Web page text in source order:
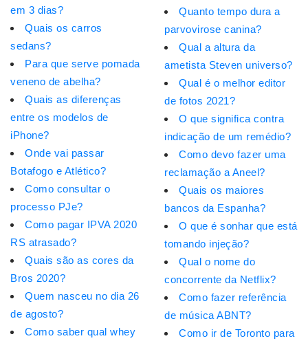
em 3 dias?
Quais os carros
sedans?
Para que serve pomada
veneno de abelha?
Quais as diferenças
entre os modelos de
iPhone?
Onde vai passar
Botafogo e Atlético?
Como consultar o
processo PJe?
Como pagar IPVA 2020
RS atrasado?
Quais são as cores da
Bros 2020?
Quem nasceu no dia 26
de agosto?
Como saber qual whey
Quanto tempo dura a
parvovirose canina?
Qual a altura da
ametista Steven universo?
Qual é o melhor editor
de fotos 2021?
O que significa contra
indicação de um remédio?
Como devo fazer uma
reclamação a Aneel?
Quais os maiores
bancos da Espanha?
O que é sonhar que está
tomando injeção?
Qual o nome do
concorrente da Netflix?
Como fazer referência
de música ABNT?
Como ir de Toronto para